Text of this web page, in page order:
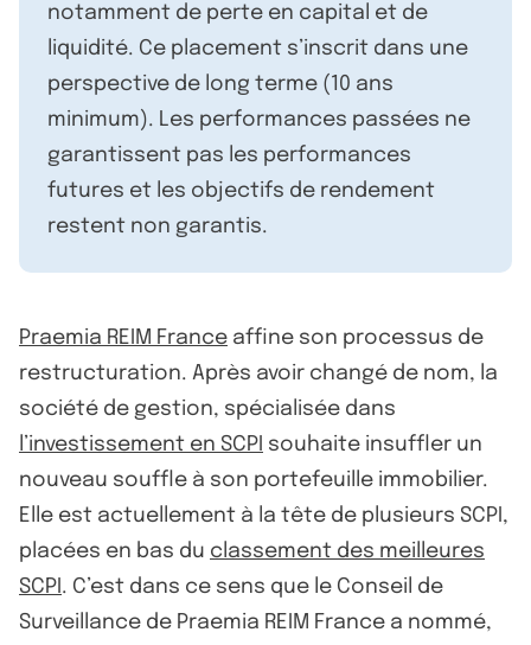
notamment de perte en capital et de
liquidité. Ce placement s’inscrit dans une
perspective de long terme (10 ans
minimum). Les performances passées ne
garantissent pas les performances
futures et les objectifs de rendement
restent non garantis.
Praemia REIM France affine son processus de
restructuration. Après avoir changé de nom, la
société de gestion, spécialisée dans
l’investissement en SCPI souhaite insuffler un
nouveau souffle à son portefeuille immobilier.
Elle est actuellement à la tête de plusieurs SCPI,
placées en bas du classement des meilleures
SCPI . C’est dans ce sens que le Conseil de
Surveillance de Praemia REIM France a nommé,